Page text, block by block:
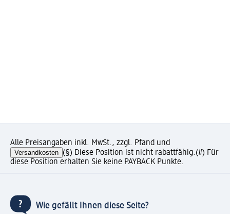
Alle Preisangaben inkl. MwSt., zzgl. Pfand und
Versandkosten (§) Diese Position ist nicht rabattfähig.(#) Für
diese Position erhalten Sie keine PAYBACK Punkte.
Wie gefällt Ihnen diese Seite?